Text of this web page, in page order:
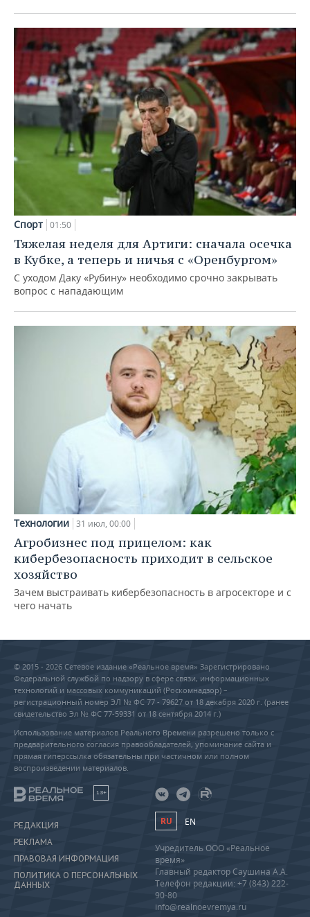
Спорт 01:50
Тяжелая неделя для Артиги: сначала осечка
в Кубке, а теперь и ничья с «Оренбургом»
С уходом Даку «Рубину» необходимо срочно закрывать
вопрос с нападающим
Технологии 31 июл, 00:00
Агробизнес под прицелом: как
кибербезопасность приходит в сельское
хозяйство
Зачем выстраивать кибербезопасность в агросекторе и с
чего начать
© 2015 - 2026 Сетевое издание «Реальное время» Зарегистрировано
Федеральной службой по надзору в сфере связи, информационных
технологий и массовых коммуникаций (Роскомнадзор) –
регистрационный номер ЭЛ № ФС 77 - 79627 от 18 декабря 2020 г. (ранее
свидетельство Эл № ФС 77-59331 от 18 сентября 2014 г.)
Использование материалов Реального Времени разрешено только с
предварительного согласия правообладателей, упоминание сайта и
прямая гиперссылка обязательны при частичном или полном
воспроизведении материалов.
18+
РЕДАКЦИЯ
РЕКЛАМА
ПРАВОВАЯ ИНФОРМАЦИЯ
ПОЛИТИКА О ПЕРСОНАЛЬНЫХ
ДАННЫХ
RU EN
Учредитель ООО «Реальное
время»
Главный редактор Саушина А.А.
Телефон редакции: +7 (843) 222-
90-80
info@realnoevremya.ru